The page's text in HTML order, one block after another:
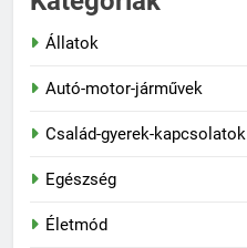
Állatok
Autó-motor-járművek
Család-gyerek-kapcsolatok
Egészség
Életmód